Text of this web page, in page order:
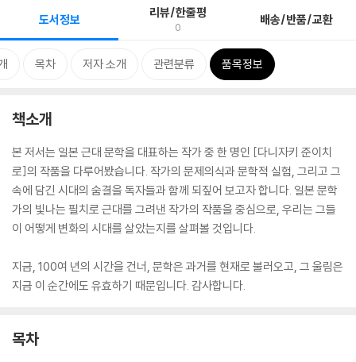
도서정보 리뷰/한줄평
0 배송/반품/교환
목차 저자 소개 관련분류 품목정보
책소개
본 저서는 일본 근대 문학을 대표하는 작가 중 한 명인 [다니자키 준이치
로]의 작품을 다루어봤습니다. 작가의 문제의식과 문학적 실험, 그리고 그
속에 담긴 시대의 숨결을 독자들과 함께 되짚어 보고자 합니다. 일본 문학
가의 빛나는 필치로 근대를 그려낸 작가의 작품을 중심으로, 우리는 그들
이 어떻게 변화의 시대를 살았는지를 살펴볼 것입니다.
지금, 100여 년의 시간을 건너, 문학은 과거를 현재로 불러오고, 그 울림은
지금 이 순간에도 유효하기 때문입니다. 감사합니다.
목차